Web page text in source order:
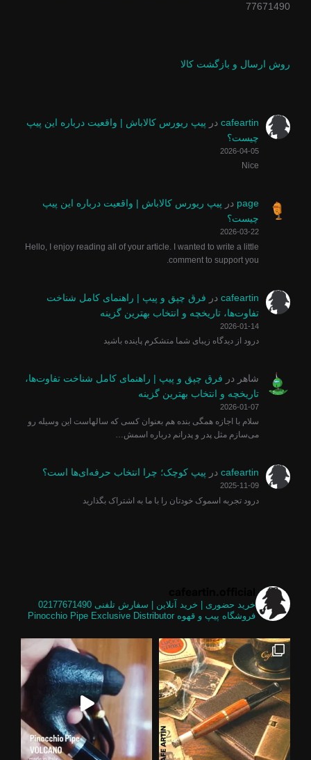
77671490
روش ارسال و بازگشت کالا
cafeartin در پیپ ریورس کالاباش | واقعیت درباره این پیپ
چیست؟
2026-04-05
Nice
page در پیپ ریورس کالاباش | واقعیت درباره این پیپ
چیست؟
2026-03-22
Hello, I enjoy reading all of your article. I wanted to write a little
comment to support you.
cafeartin در فرق چپق و پیپ | راهنمای کامل شناخت
تفاوت‌ها، تاریخچه و انتخاب بهترین گزینه
2026-01-14
درود از دیدگاه زیبای شما متشکرم پاینده باشید
شاهر در فرق چپق و پیپ | راهنمای کامل شناخت تفاوت‌ها،
تاریخچه و انتخاب بهترین گزینه
2026-01-07
سلام با اجازه همگی بنده هم بعنوان کسی که سالهاست این وسیله رو
می‌سازم مثل پدر و پدرانم درباره اسمش…
cafeartin در پیپ کوچک؛ چرا انتخاب حرفه‌ای‌ها است؟
2025-11-09
درود تجربه اسموک خودتان را با ما به اشتراک بگذارید
خرید حضوری | خرید آنلاین | سفارش تلفنی
فروشگاه پیپ و قهوه
یکی از خاص ترین شیپ های موج